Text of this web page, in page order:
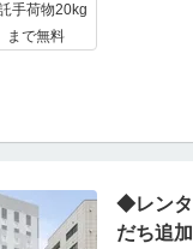
手荷物20kg
まで無料
◆レンタ
だち追